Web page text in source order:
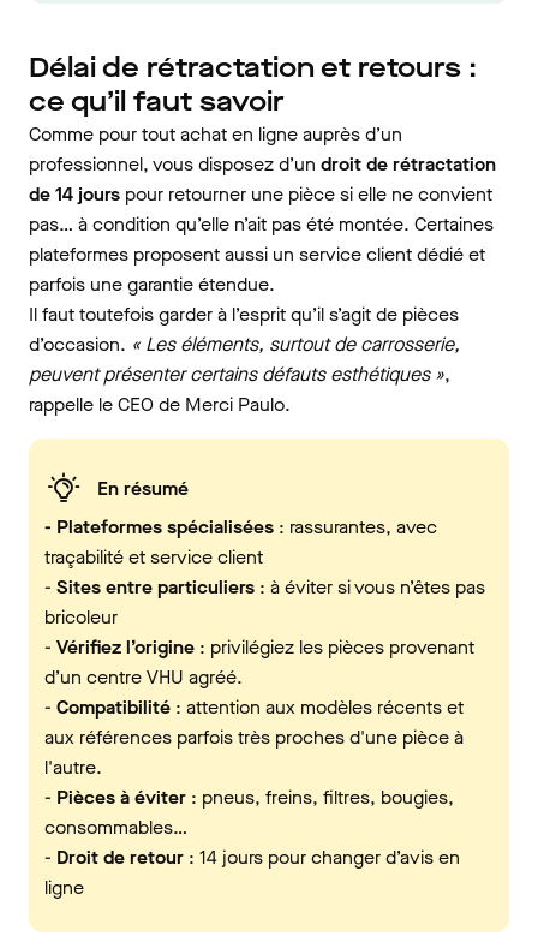
Délai de rétractation et retours :
ce qu’il faut savoir
Comme pour tout achat en ligne auprès d’un
professionnel, vous disposez d’un droit de rétractation
de 14 jours pour retourner une pièce si elle ne convient
pas… à condition qu’elle n’ait pas été montée. Certaines
plateformes proposent aussi un service client dédié et
parfois une garantie étendue.
Il faut toutefois garder à l’esprit qu’il s’agit de pièces
d’occasion. « Les éléments, surtout de carrosserie,
peuvent présenter certains défauts esthétiques »,
rappelle le CEO de Merci Paulo.
En résumé
- Plateformes spécialisées : rassurantes, avec
traçabilité et service client
- Sites entre particuliers : à éviter si vous n’êtes pas
bricoleur
- Vérifiez l’origine : privilégiez les pièces provenant
d’un centre VHU agréé.
- Compatibilité : attention aux modèles récents et
aux références parfois très proches d'une pièce à
l'autre.
- Pièces à éviter : pneus, freins, filtres, bougies,
consommables…
- Droit de retour : 14 jours pour changer d’avis en
ligne